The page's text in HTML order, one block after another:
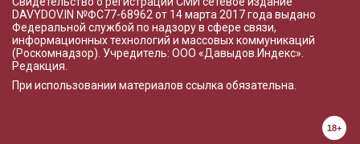
DAVYDOV.IN №ФС77-68962 от 14 марта 2017 года выдано
Федеральной службой по надзору в сфере связи,
информационных технологий и массовых коммуникаций
(Роскомнадзор). Учредитель: ООО «Давыдов.Индекс».
Редакция
При использовании материалов ссылка обязательна.
18+